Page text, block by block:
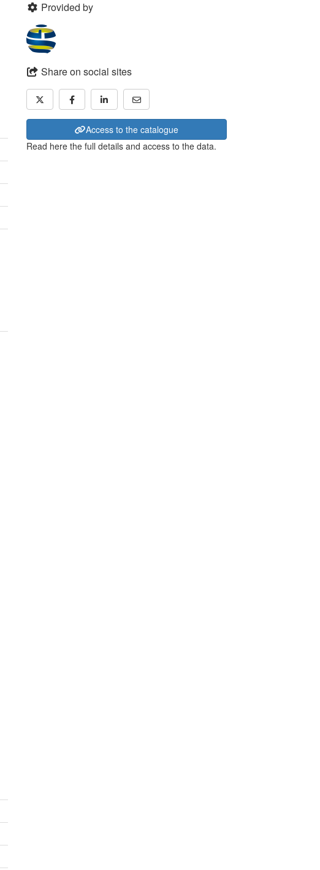
Provided by
Share on social sites
Access to the catalogue
Read here the full details and access to the data.